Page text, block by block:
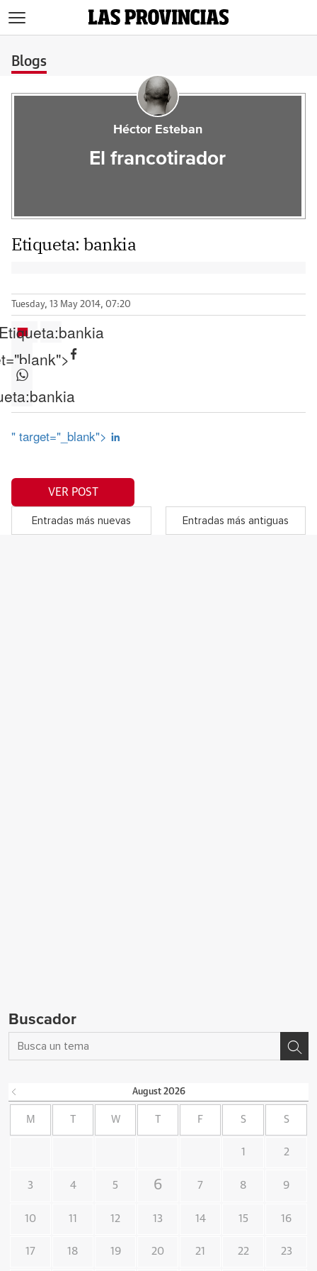
Blogs
Héctor Esteban
El francotirador
Etiqueta:bankia
Tuesday, 13 May 2014, 07:20
bankia
bankia
" target="_blank">
VER POST
Entradas más nuevas Entradas más antiguas
Buscador
August 2026
M W F S S
1 2
3 4 5 6 7 8 9
10 11 12 13 14 15 16
17 18 19 20 21 22 23